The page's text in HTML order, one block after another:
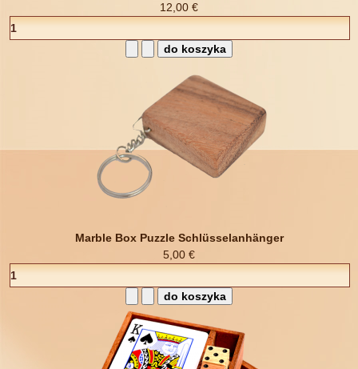
12,00 €
Marble Box Puzzle Schlüsselanhänger
5,00 €